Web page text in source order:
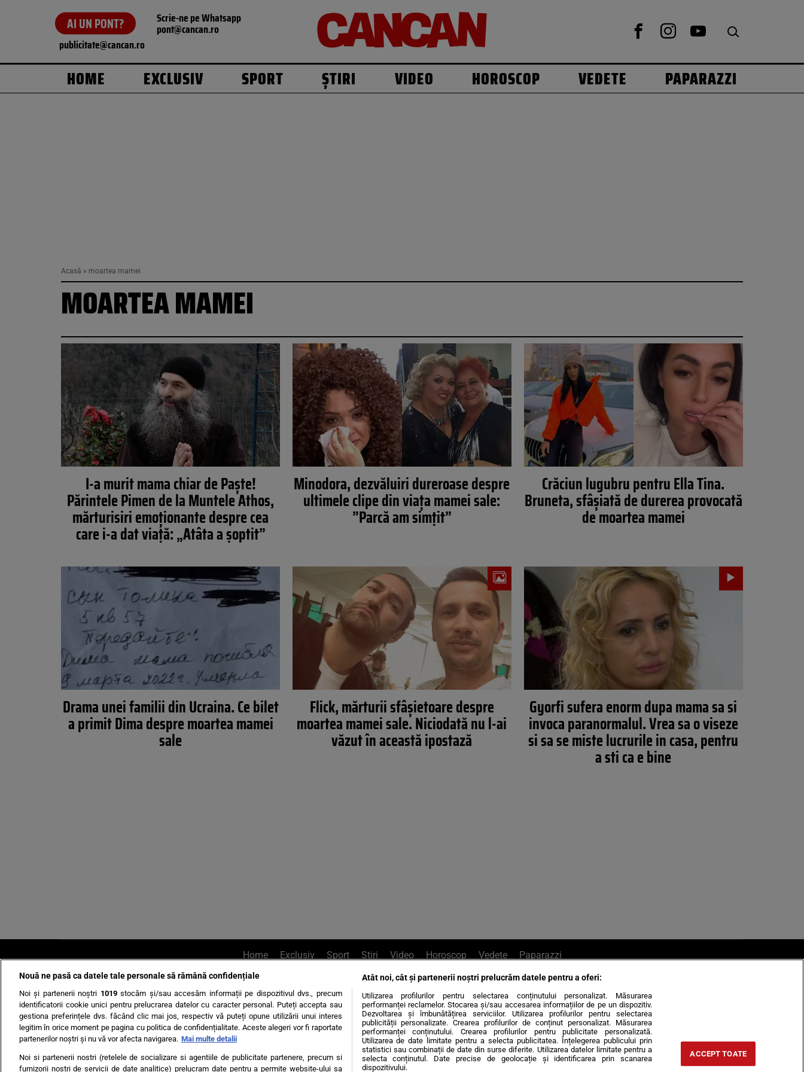
AI UN PONT? Scrie-ne pe Whatsapp
pont@cancan.ro
publicitate@cancan.ro
HOME EXCLUSIV SPORT ȘTIRI VIDEO HOROSCOP VEDETE PAPARAZZI
Acasă » moartea mamei
MOARTEA MAMEI
I-a murit mama chiar de Paște!
Părintele Pimen de la Muntele Athos,
mărturisiri emoționante despre cea
care i-a dat viață: „Atâta a șoptit”
Minodora, dezvăluiri dureroase despre
ultimele clipe din viața mamei sale:
”Parcă am simțit”
Crăciun lugubru pentru Ella Tina.
Bruneta, sfâșiată de durerea provocată
de moartea mamei
Drama unei familii din Ucraina. Ce bilet
a primit Dima despre moartea mamei
sale
Flick, mărturii sfâșietoare despre
moartea mamei sale. Niciodată nu l-ai
văzut în această ipostază
Gyorfi sufera enorm dupa mama sa si
invoca paranormalul. Vrea sa o viseze
si sa se miste lucrurile in casa, pentru
a sti ca e bine
Home Exclusiv Sport Știri Video Horoscop Vedete Paparazzi
AI UN PONT? Scrie-ne pe Whatsapp, sună la 0741226226 sau trimite mail la pont@cancan.ro
Știri interne Știri externe Politică
Ultimele stiri Diete Insula Iubirii Dictionar de vise LIFE STYLE Horoscop
Nouă ne pasă ca datele tale personale să rămână confidențiale
Noi și partenerii noștri 1019stocăm și/sau accesăm informații pe dispozitivul dvs., precum
identificatorii cookie unici pentru prelucrarea datelor cu caracter personal. Puteți accepta sau
gestiona preferințele dvs. făcând clic mai jos, respectiv vă puteți opune utilizării unui interes
legitim în orice moment pe pagina cu politica de confidențialitate. Aceste alegeri vor fi raportate
partenerilor noștri și nu vă vor afecta navigarea. Mai multe detalii
Noi si partenerii nostri (retelele de socializare si agentiile de publicitate partenere, precum si
furnizorii nostri de servicii de date analitice) prelucram date pentru a permite website-ului sa
Atât noi, cât și partenerii noștri prelucrăm datele pentru a oferi:
Utilizarea profilurilor pentru selectarea conținutului personalizat. Măsurarea
performanței reclamelor. Stocarea și/sau accesarea informațiilor de pe un dispozitiv.
Dezvoltarea și îmbunătățirea serviciilor. Utilizarea profilurilor pentru selectarea
publicității personalizate. Crearea profilurilor de conținut personalizat. Măsurarea
performanței conținutului. Crearea profilurilor pentru publicitate personalizată.
Utilizarea de date limitate pentru a selecta publicitatea. Înțelegerea publicului prin
statistici sau combinații de date din surse diferite. Utilizarea datelor limitate pentru a
selecta conținutul. Date precise de geolocație și identificarea prin scanarea
dispozitivului.
ACCEPT TOATE